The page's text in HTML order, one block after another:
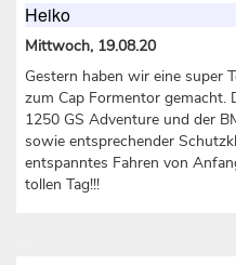
Heiko
Mittwoch, 19.08.20
Gestern haben wir eine super
zum Cap Formentor gemacht.
1250 GS Adventure und der
sowie entsprechender
entspanntes Fahren von
tollen Tag!!!